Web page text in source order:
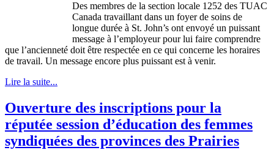
Des membres de la section locale 1252 des TUAC
Canada travaillant dans un foyer de soins de
longue durée à St. John’s ont envoyé un puissant
message à l’employeur pour lui faire comprendre
que l’ancienneté doit être respectée en ce qui concerne les horaires
de travail. Un message encore plus puissant est à venir.
Lire la suite...
Ouverture des inscriptions pour la
réputée session d’éducation des femmes
syndiquées des provinces des Prairies